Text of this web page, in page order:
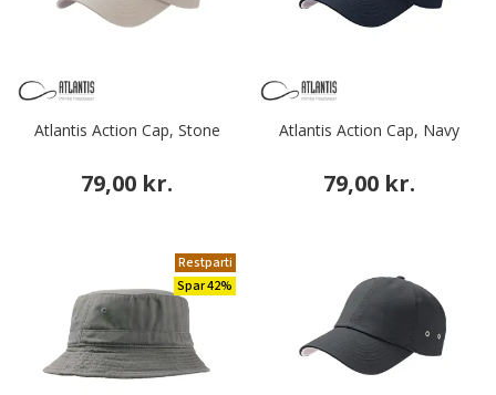
Atlantis Action Cap, Stone
79,00 kr.
Atlantis Action Cap, Navy
79,00 kr.
Restparti
Spar 42%